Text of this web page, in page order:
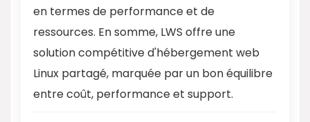
en termes de performance et de
ressources. En somme, LWS offre une
solution compétitive d'hébergement web
Linux partagé, marquée par un bon équilibre
entre coût, performance et support.